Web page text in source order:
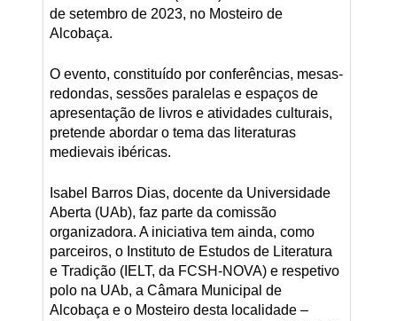
de setembro de 2023, no Mosteiro de
Alcobaça.
O evento, constituído por conferências, mesas-
redondas, sessões paralelas e espaços de
apresentação de livros e atividades culturais,
pretende abordar o tema das literaturas
medievais ibéricas.
Isabel Barros Dias, docente da Universidade
Aberta (UAb), faz parte da comissão
organizadora. A iniciativa tem ainda, como
parceiros, o Instituto de Estudos de Literatura
e Tradição (IELT, da FCSH-NOVA) e respetivo
polo na UAb, a Câmara Municipal de
Alcobaça e o Mosteiro desta localidade –